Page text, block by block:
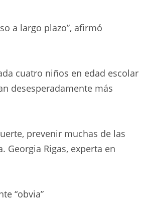
a largo plazo”, afirmó
cuatro niños en edad escolar
desesperadamente más
prevenir muchas de las
Georgia Rigas, experta en
“obvia”